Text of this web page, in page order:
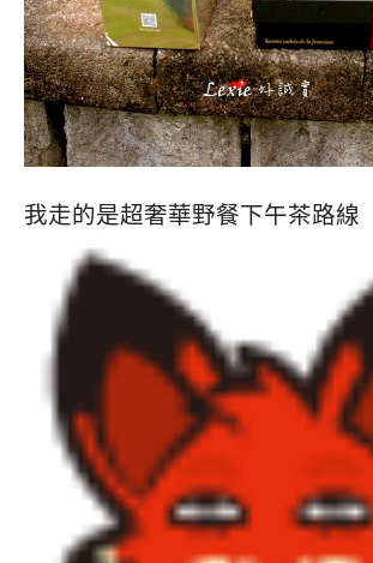
我走的是超奢華野餐下午茶路線